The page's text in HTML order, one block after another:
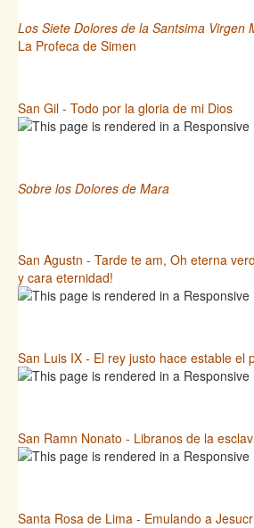
Los Siete Dolores de la Santsima Virgen
La Profeca de Simen
San Gil - Todo por la gloria de mi Dios
Sobre los Dolores de Mara
San Agustn - Tarde te am, Oh eterna
y cara eternidad!
San Luis IX - El rey justo hace estable el
San Ramn Nonato - Libranos de la
Santa Rosa de Lima - Emulando a